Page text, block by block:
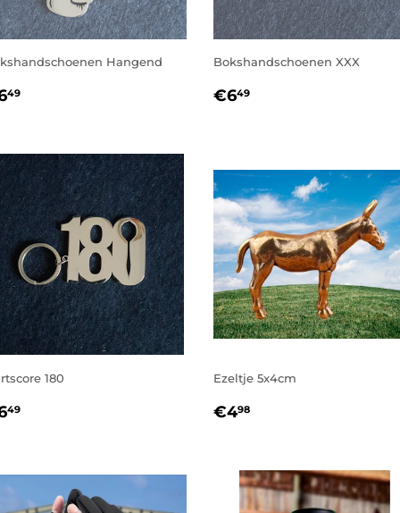
Hangend
49€6,49
Bokshandschoenen XXX
NORMALE
€649
180
49€6,49
Ezeltje 5x4cm
NORMALE
€498